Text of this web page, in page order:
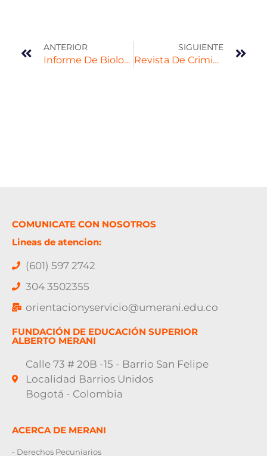
ANTERIOR
Informe De Biología Forense
SIGUIENTE
Revista De Criminalística
COMUNICATE CON NOSOTROS
Lineas de atencion:
(601) 597 2742
304 3502355
orientacionyservicio@umerani.edu.co
FUNDACIÓN DE EDUCACIÓN SUPERIOR
ALBERTO MERANI
Calle 73 # 20B -15 - Barrio San Felipe
Localidad Barrios Unidos
Bogotá - Colombia
ACERCA DE MERANI
- Derechos Pecuniarios